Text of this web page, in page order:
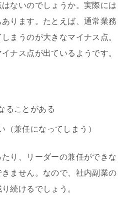
ないのでしょうか。実際には
ります。たとえば、通常業務
まうのが大きなマイナス点。
ナス点が出ているようです。
ることがある
（兼任になってしまう）
り、リーダーの兼任ができな
ません。なので、社内副業の
続けるでしょう。